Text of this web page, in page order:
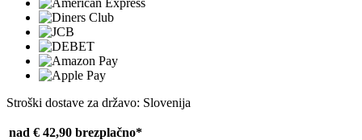
Stroški dostave za državo: Slovenija
nad € 42,90 brezplačno*